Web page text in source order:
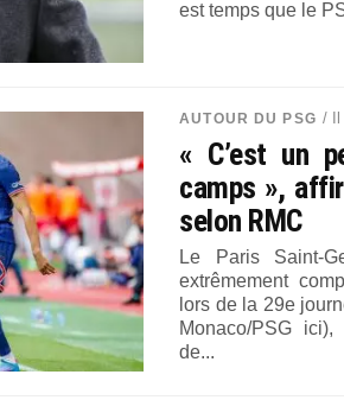
est temps que le
AUTOUR DU PSG / Il
« C’est un
camps »,
selon RMC
Le Paris Saint-
extrêmement
lors de la 29e
Monaco/PSG
de...